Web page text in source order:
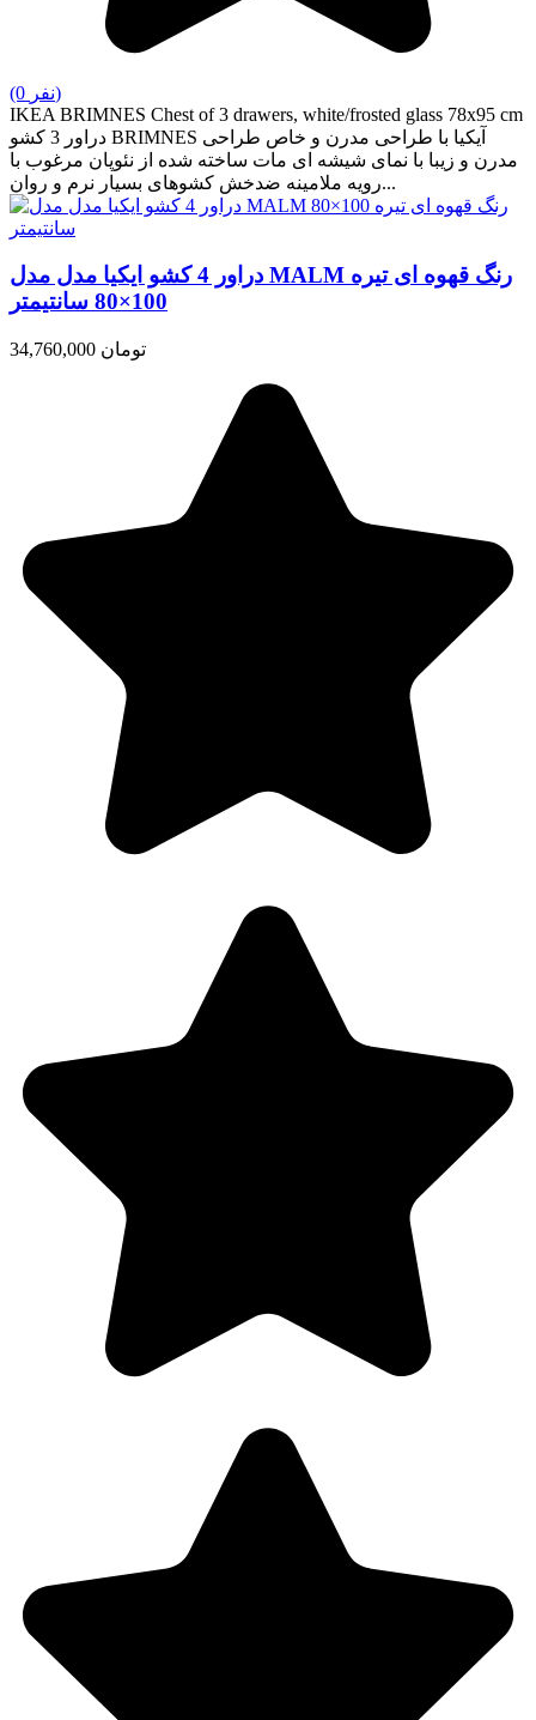
(0 نفر)
IKEA BRIMNES Chest of 3 drawers, white/frosted glass 78x95 cm
دراور 3 کشو BRIMNES آیکیا با طراحی مدرن و خاص طراحی
مدرن و زیبا با نمای شیشه ای مات ساخته شده از نئوپان مرغوب با
رویه ملامینه ضدخش کشوهای بسیار نرم و روان...
دراور 4 کشو ایکیا مدل مدل MALM رنگ قهوه ای تیره
100×80 سانتیمتر
34,760,000 تومان